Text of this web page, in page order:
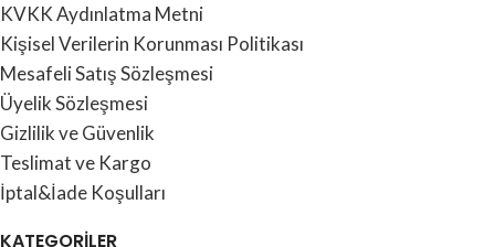
KVKK Aydınlatma Metni
Kişisel Verilerin Korunması Politikası
Mesafeli Satış Sözleşmesi
Üyelik Sözleşmesi
Gizlilik ve Güvenlik
Teslimat ve Kargo
İptal&İade Koşulları
KATEGORİLER